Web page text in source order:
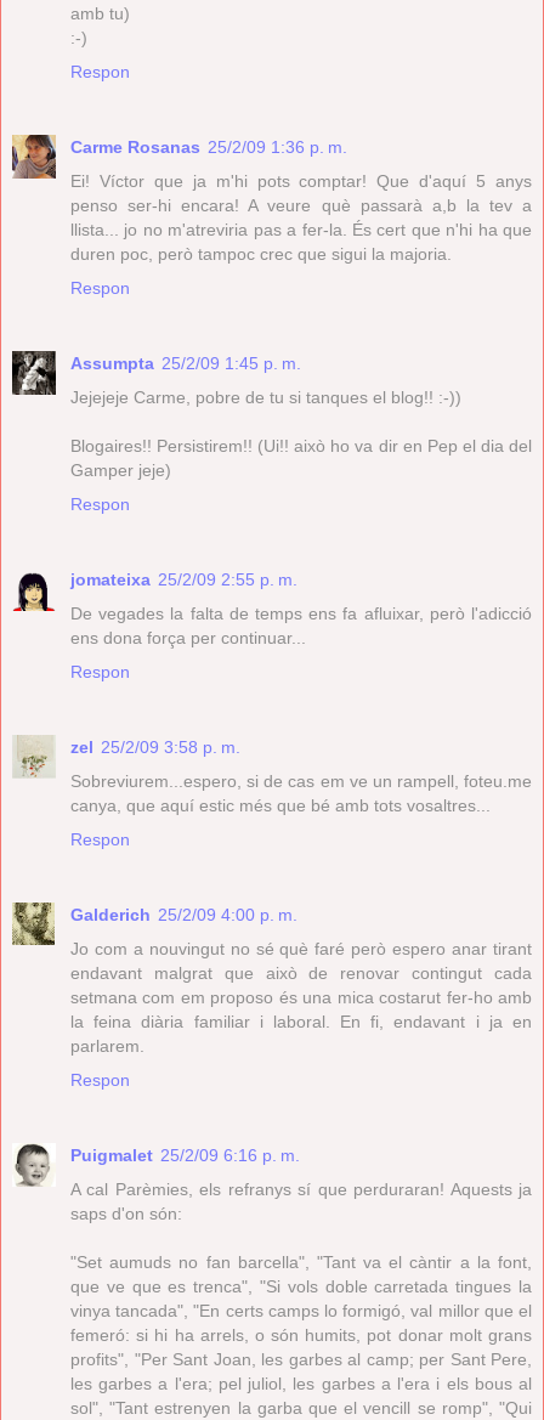
amb tu)
:-)
Respon
Carme Rosanas 25/2/09 1:36 p. m.
Ei! Víctor que ja m'hi pots comptar! Que d'aquí 5 anys
penso ser-hi encara! A veure què passarà a,b la tev a
llista... jo no m'atreviria pas a fer-la. És cert que n'hi ha que
duren poc, però tampoc crec que sigui la majoria.
Respon
Assumpta 25/2/09 1:45 p. m.
Jejejeje Carme, pobre de tu si tanques el blog!! :-))
Blogaires!! Persistirem!! (Ui!! això ho va dir en Pep el dia del
Gamper jeje)
Respon
jomateixa 25/2/09 2:55 p. m.
De vegades la falta de temps ens fa afluixar, però l'adicció
ens dona força per continuar...
Respon
zel 25/2/09 3:58 p. m.
Sobreviurem...espero, si de cas em ve un rampell, foteu.me
canya, que aquí estic més que bé amb tots vosaltres...
Respon
Galderich 25/2/09 4:00 p. m.
Jo com a nouvingut no sé què faré però espero anar tirant
endavant malgrat que això de renovar contingut cada
setmana com em proposo és una mica costarut fer-ho amb
la feina diària familiar i laboral. En fi, endavant i ja en
parlarem.
Respon
Puigmalet 25/2/09 6:16 p. m.
A cal Parèmies, els refranys sí que perduraran! Aquests ja
saps d'on són:
"Set aumuds no fan barcella", "Tant va el càntir a la font,
que ve que es trenca", "Si vols doble carretada tingues la
vinya tancada", "En certs camps lo formigó, val millor que el
femeró: si hi ha arrels, o són humits, pot donar molt grans
profits", "Per Sant Joan, les garbes al camp; per Sant Pere,
les garbes a l'era; pel juliol, les garbes a l'era i els bous al
sol", "Tant estrenyen la garba que el vencill se romp", "Qui